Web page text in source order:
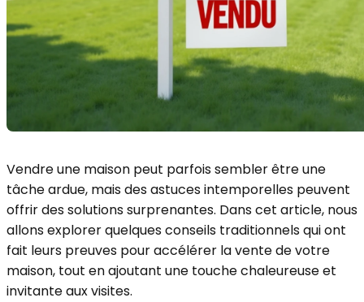
Vendre une maison peut parfois sembler être une
tâche ardue, mais des astuces intemporelles peuvent
offrir des solutions surprenantes. Dans cet article, nous
allons explorer quelques conseils traditionnels qui ont
fait leurs preuves pour accélérer la vente de votre
maison, tout en ajoutant une touche chaleureuse et
invitante aux visites.